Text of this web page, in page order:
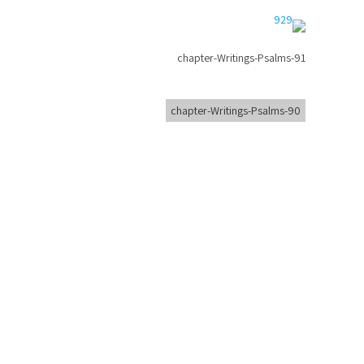
chapter-Writings-Psalms-91
chapter-Writings-Psalms-90